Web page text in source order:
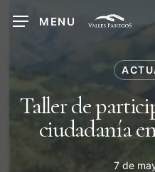
MENU
Taller de
ciudadanía
7 de